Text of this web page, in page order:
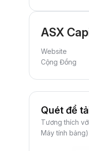
ASX
Website
Cộng Đồng
Quét để
Tương thích
Máy tính bảng)